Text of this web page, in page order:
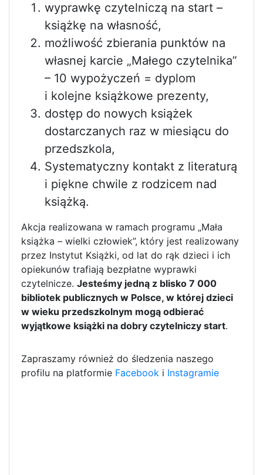
wyprawkę czytelniczą na start –
książkę na własność,
możliwość zbierania punktów na
własnej karcie „Małego czytelnika”
– 10 wypożyczeń = dyplom
i kolejne książkowe prezenty,
dostęp do nowych książek
dostarczanych raz w miesiącu do
przedszkola,
Systematyczny kontakt z literaturą
i piękne chwile z rodzicem nad
książką.
Akcja realizowana w ramach programu „Mała
książka – wielki człowiek”, który jest realizowany
przez Instytut Książki, od lat do rąk dzieci i ich
opiekunów trafiają bezpłatne wyprawki
czytelnicze. Jesteśmy jedną z blisko 7 000
bibliotek publicznych w Polsce, w której dzieci
w wieku przedszkolnym mogą odbierać
wyjątkowe książki na dobry czytelniczy start.
Zapraszamy również do śledzenia naszego
profilu na platformie Facebook i Instagramie